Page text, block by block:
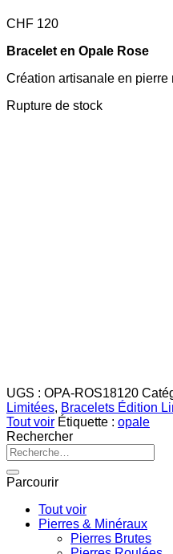
CHF 120
Bracelet en Opale Rose
Création artisanale en pierre
Rupture de stock
UGS : OPA-ROS18120
Limitées, Bracelets Édition
Tout voir Étiquette : opale
Rechercher
Recherche
pour :
Parcourir
Tout voir
Pierres & Minéraux
Pierres Brutes